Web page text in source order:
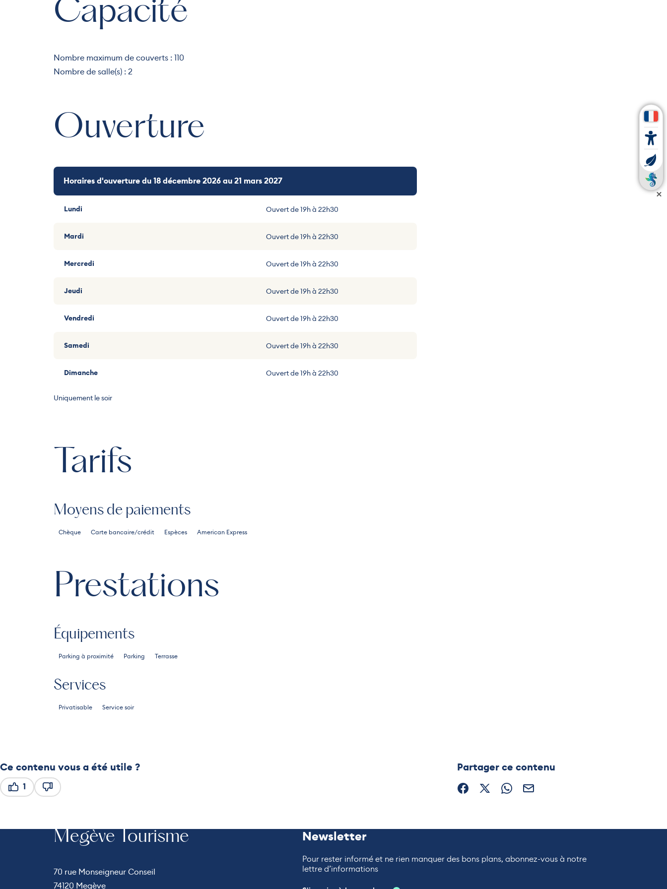
Capacité
Nombre maximum de couverts : 110
Nombre de salle(s) : 2
Ouverture
Horaires d'ouverture du 18 décembre 2026 au 21 mars 2027
Lundi Ouvert de 19h à 22h30
Mardi Ouvert de 19h à 22h30
Mercredi Ouvert de 19h à 22h30
Jeudi Ouvert de 19h à 22h30
Vendredi Ouvert de 19h à 22h30
Samedi Ouvert de 19h à 22h30
Dimanche Ouvert de 19h à 22h30
Uniquement le soir
Tarifs
Moyens de paiements
Chèque Carte bancaire/crédit Espèces American Express
Prestations
Équipements
Parking à proximité Parking Terrasse
Services
Privatisable Service soir
Ce contenu vous a été utile ?
1
Partager ce contenu
Partager sur Facebook (nouvelle fenêtre)
Partager sur X / Twitter (nouvelle fenêtre)
Partager sur WhatsApp
Partager par mail
Megève Tourisme
70 rue Monseigneur Conseil
74120 Megève
Newsletter
Pour rester informé et ne rien manquer des bons plans, abonnez-vous à notre
lettre d’informations